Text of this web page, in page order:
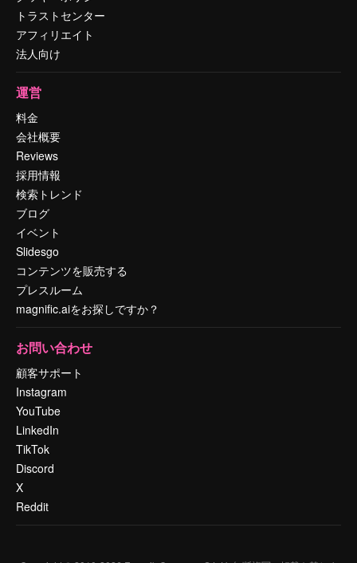
トラストセンター
アフィリエイト
法人向け
運営
料金
会社概要
Reviews
採用情報
検索トレンド
ブログ
イベント
Slidesgo
コンテンツを販売する
プレスルーム
magnific.aiをお探しですか？
お問い合わせ
顧客サポート
Instagram
YouTube
LinkedIn
TikTok
Discord
X
Reddit